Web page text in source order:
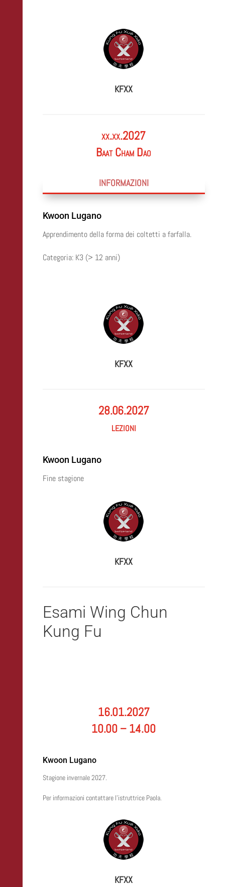
KFXX
xx.xx.2027
Baat Cham Dao
INFORMAZIONI
Kwoon Lugano
Apprendimento della forma dei coltetti a farfalla.
Categoria: K3 (> 12 anni)
KFXX
28.06.2027
lezioni
Kwoon Lugano
Fine stagione
KFXX
Esami Wing Chun
Kung Fu
16.01.2027
10.00 – 14.00
Kwoon Lugano
Stagione invernale 2027.
Per informazioni contattare l’istruttrice Paola.
KFXX